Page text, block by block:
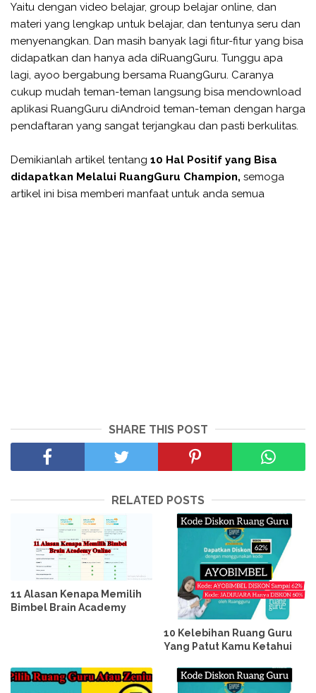
Yaitu dengan video belajar, group belajar online, dan
materi yang lengkap untuk belajar, dan tentunya seru dan
menyenangkan. Dan masih banyak lagi fitur-fitur yang bisa
didapatkan dan hanya ada diRuangGuru. Tunggu apa
lagi, ayoo bergabung bersama RuangGuru. Caranya
cukup mudah teman-teman langsung bisa mendownload
aplikasi RuangGuru diAndroid teman-teman dengan harga
pendaftaran yang sangat terjangkau dan pasti berkulitas.
Demikianlah artikel tentang 10 Hal Positif yang Bisa
didapatkan Melalui RuangGuru Champion, semoga
artikel ini bisa memberi manfaat untuk anda semua
SHARE THIS POST
RELATED POSTS
11 Alasan Kenapa Memilih
Bimbel Brain Academy
10 Kelebihan Ruang Guru
Yang Patut Kamu Ketahui